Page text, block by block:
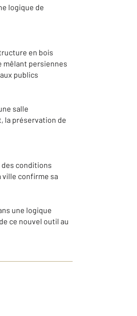
logique de
en bois
mêlant persiennes
publics
salle
la préservation de
conditions
ville confirme sa
une logique
ce nouvel outil au